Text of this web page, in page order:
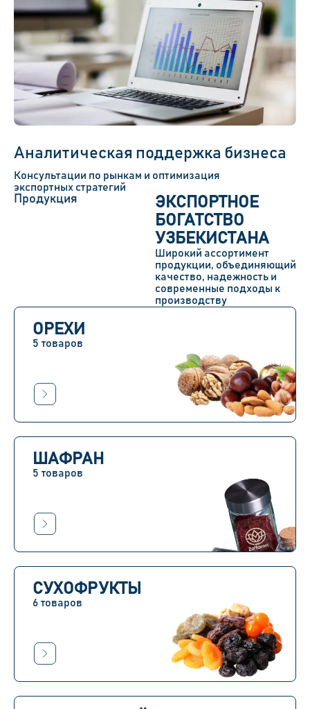
Аналитическая поддержка бизнеса
Консультации по рынкам и оптимизация
экспортных стратегий
Продукция
ЭКСПОРТНОЕ
БОГАТСТВО
УЗБЕКИСТАНА
Широкий ассортимент
продукции, объединяющий
качество, надежность и
современные подходы к
производству
ОРЕХИ
5 товаров
ШАФРАН
5 товаров
СУХОФРУКТЫ
6 товаров